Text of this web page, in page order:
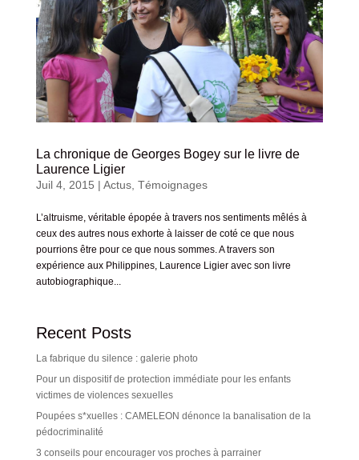
La chronique de Georges Bogey sur le livre de
Laurence Ligier
Juil 4, 2015 | Actus, Témoignages
L’altruisme, véritable épopée à travers nos sentiments mêlés à
ceux des autres nous exhorte à laisser de coté ce que nous
pourrions être pour ce que nous sommes. A travers son
expérience aux Philippines, Laurence Ligier avec son livre
autobiographique...
Recent Posts
La fabrique du silence : galerie photo
Pour un dispositif de protection immédiate pour les enfants
victimes de violences sexuelles
Poupées s*xuelles : CAMELEON dénonce la banalisation de la
pédocriminalité
3 conseils pour encourager vos proches à parrainer